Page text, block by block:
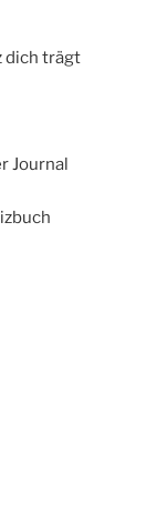
dich trägt
Journal